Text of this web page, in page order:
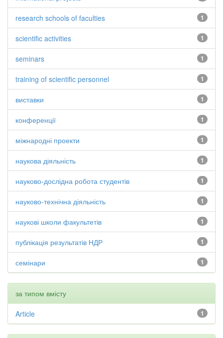
1
research schools of faculties
1
scientific activities
1
seminars
1
training of scientific personnel
1
виставки
1
конференції
1
міжнародні проекти
1
наукова діяльність
1
науково-дослідна робота студентів
1
науково-технічна діяльність
1
наукові школи факультетів
1
публікація результатів НДР
1
семінари
за типом вмісту
1
Article